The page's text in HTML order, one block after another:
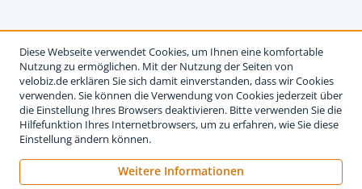
Diese Webseite verwendet Cookies, um Ihnen eine komfortable
Nutzung zu ermöglichen. Mit der Nutzung der Seiten von
velobiz.de erklären Sie sich damit einverstanden, dass wir Cookies
verwenden. Sie können die Verwendung von Cookies jederzeit über
die Einstellung Ihres Browsers deaktivieren. Bitte verwenden Sie die
Hilfefunktion Ihres Internetbrowsers, um zu erfahren, wie Sie diese
Einstellung ändern können.
Weitere Informationen
Impressum Nutzungsbedingungen Datenschutzerklärung